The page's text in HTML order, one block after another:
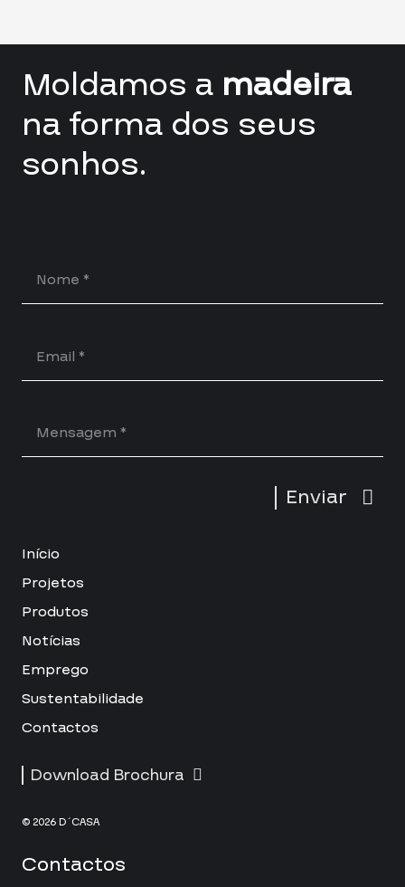
Moldamos a madeira
na forma dos seus
sonhos.
Enviar
Início
Projetos
Produtos
Notícias
Emprego
Sustentabilidade
Contactos
Download Brochura
© 2026 D´CASA
Contactos